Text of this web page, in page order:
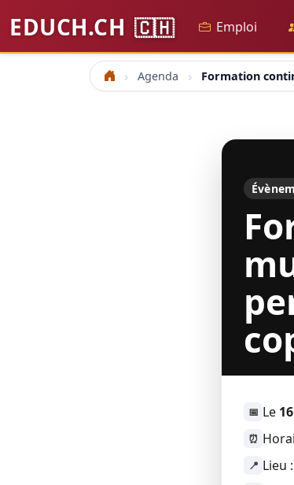
EDUCH.CH 🇨🇭 Emploi
Accueil Agenda Formation
📅 Le
⏰
📍 Lieu :